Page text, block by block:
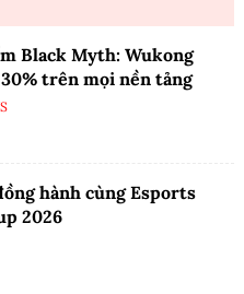
Black Myth: Wukong
trên mọi nền tảng
hành cùng Esports
2026